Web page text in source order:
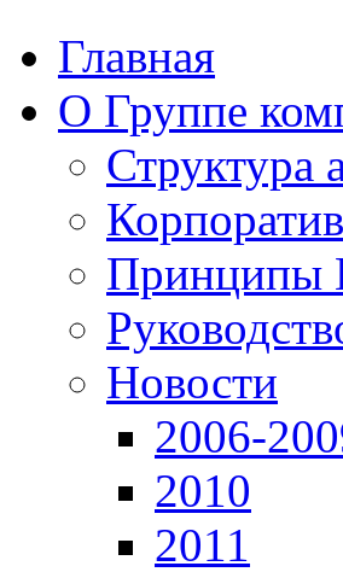
Главная
О Группе
Структура
Принципы
Новости
2006-
2010
2011